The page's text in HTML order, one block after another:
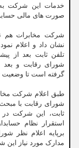
خدمات این شرکت
صورت های مالی
شرکت مخابرات هم
نشان داد و اعلام
تلفن ثابت بعد از
شورای رقابت و بعد
گرفته است تا وضعیت
شورای رقابت با مبحث
ثابت، این شرکت
استقرار نظام
برپایه اعلام نظر
مدارک مورد نیاز این